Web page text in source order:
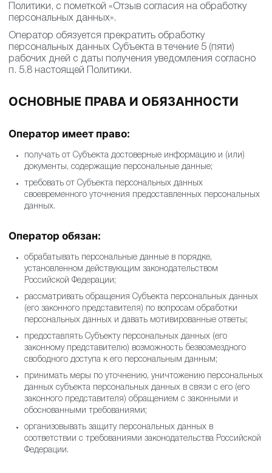
Политики, с пометкой «Отзыв согласия на обработку
персональных данных».
Оператор обязуется прекратить обработку
персональных данных Субъекта в течение 5 (пяти)
рабочих дней с даты получения уведомления согласно
п. 5.8 настоящей Политики.
ОСНОВНЫЕ ПРАВА И ОБЯЗАННОСТИ
Оператор имеет право:
получать от Субъекта достоверные информацию и (или)
документы, содержащие персональные данные;
требовать от Субъекта персональных данных
своевременного уточнения предоставленных персональных
данных.
Оператор обязан:
обрабатывать персональные данные в порядке,
установленном действующим законодательством
Российской Федерации;
рассматривать обращения Субъекта персональных данных
(его законного представителя) по вопросам обработки
персональных данных и давать мотивированные ответы;
предоставлять Субъекту персональных данных (его
законному представителю) возможность безвозмездного
свободного доступа к его персональным данным;
принимать меры по уточнению, уничтожению персональных
данных субъекта персональных данных в связи с его (его
законного представителя) обращением с законными и
обоснованными требованиями;
организовывать защиту персональных данных в
соответствии с требованиями законодательства Российской
Федерации.